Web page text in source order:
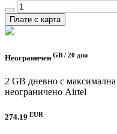
Плати с карта
Неограничен GB / 20 дни
2 GB дневно с максимална
неограничено Airtel
274.19 EUR